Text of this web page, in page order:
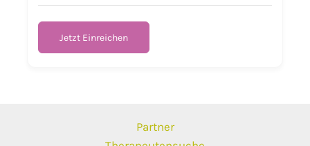
Jetzt Einreichen
Partner